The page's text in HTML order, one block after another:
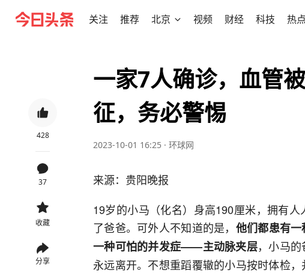
关注 推荐 北京 视频 财经 科技 热点
428
37
收藏
分享
一家7人确诊，血管
征，务必警惕
2023-10-01 16:25 · 环球网
来源：贵阳晚报
19岁的小马（化名）身高190厘米，拥有
了爸爸。可外人不知道的是， 他们都患有
一种可怕的并发症——主动脉夹层，小马
永远离开。不想重蹈覆辙的小马按时体检